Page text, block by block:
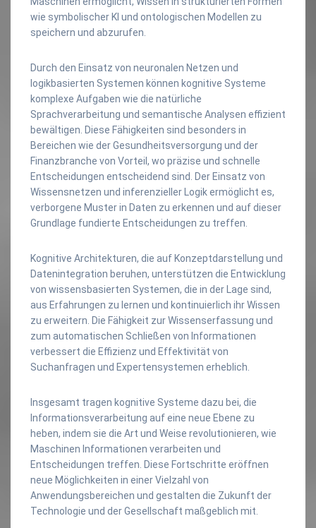
wie symbolischer KI und ontologischen Modellen zu
speichern und abzurufen.
Durch den Einsatz von neuronalen Netzen und
logikbasierten Systemen können kognitive Systeme
komplexe Aufgaben wie die natürliche
Sprachverarbeitung und semantische Analysen effizient
bewältigen. Diese Fähigkeiten sind besonders in
Bereichen wie der Gesundheitsversorgung und der
Finanzbranche von Vorteil, wo präzise und schnelle
Entscheidungen entscheidend sind. Der Einsatz von
Wissensnetzen und inferenzieller Logik ermöglicht es,
verborgene Muster in Daten zu erkennen und auf dieser
Grundlage fundierte Entscheidungen zu treffen.
Kognitive Architekturen, die auf Konzeptdarstellung und
Datenintegration beruhen, unterstützen die Entwicklung
von wissensbasierten Systemen, die in der Lage sind,
aus Erfahrungen zu lernen und kontinuierlich ihr Wissen
zu erweitern. Die Fähigkeit zur Wissenserfassung und
zum automatischen Schließen von Informationen
verbessert die Effizienz und Effektivität von
Suchanfragen und Expertensystemen erheblich.
Insgesamt tragen kognitive Systeme dazu bei, die
Informationsverarbeitung auf eine neue Ebene zu
heben, indem sie die Art und Weise revolutionieren, wie
Maschinen Informationen verarbeiten und
Entscheidungen treffen. Diese Fortschritte eröffnen
neue Möglichkeiten in einer Vielzahl von
Anwendungsbereichen und gestalten die Zukunft der
Technologie und der Gesellschaft maßgeblich mit.